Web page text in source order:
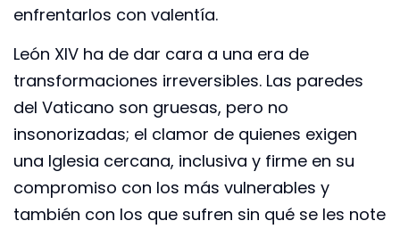
enfrentarlos con valentía.
León XIV ha de dar cara a una era de
transformaciones irreversibles. Las paredes
del Vaticano son gruesas, pero no
insonorizadas; el clamor de quienes exigen
una Iglesia cercana, inclusiva y firme en su
compromiso con los más vulnerables y
también con los que sufren sin qué se les note